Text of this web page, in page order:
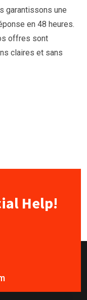
garantissons une
en 48 heures.
offres sont
claires et sans
Help!